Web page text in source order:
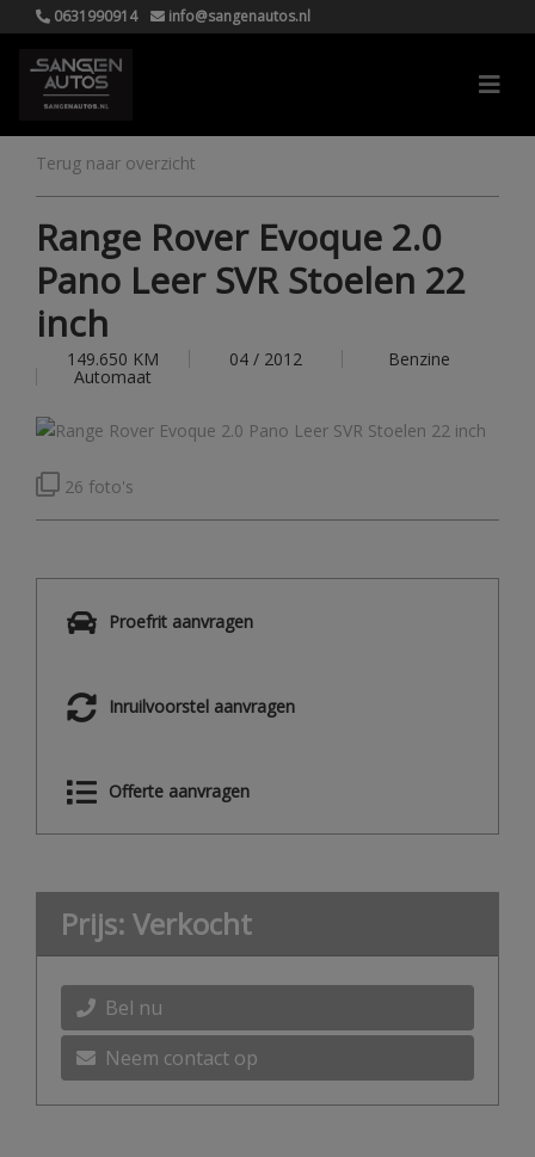
0631990914 info@sangenautos.nl
Terug naar overzicht
Range Rover Evoque 2.0
Pano Leer SVR Stoelen 22
inch
149.650 KM 04 / 2012 Benzine
Automaat
26 foto's
Proefrit aanvragen
Inruilvoorstel aanvragen
Offerte aanvragen
Prijs: Verkocht
Bel nu
Neem contact op